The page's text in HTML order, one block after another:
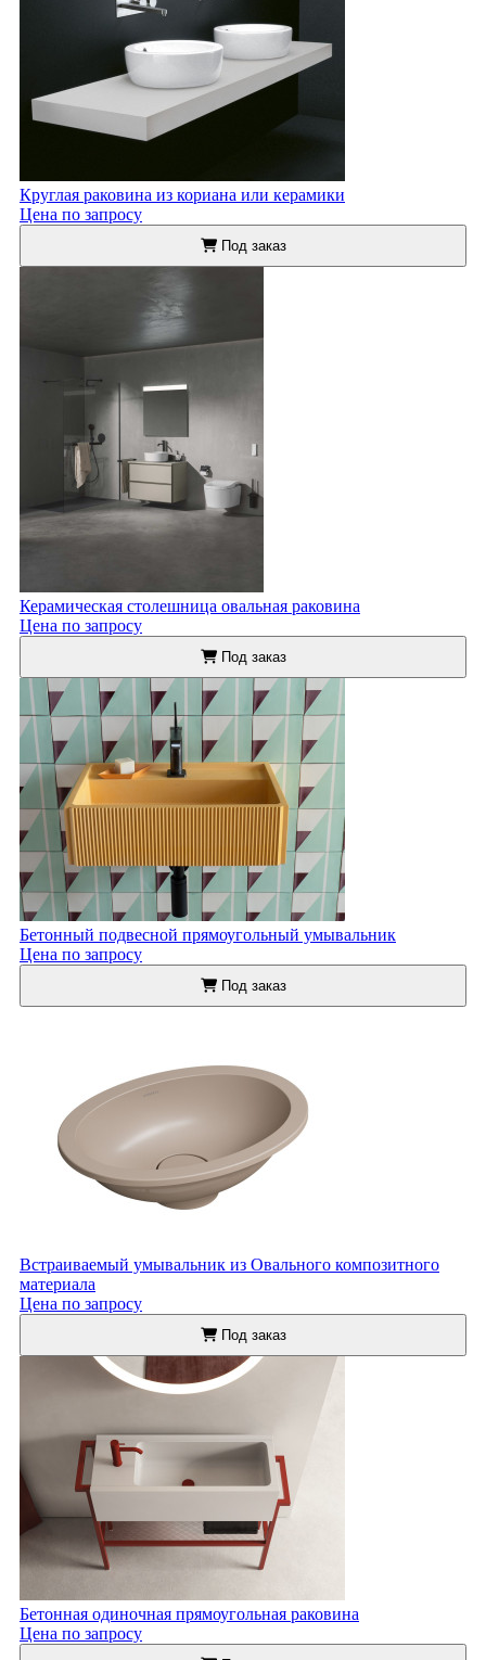
Круглая раковина из кориана или керамики
Цена по запросу
Под заказ
Керамическая столешница овальная раковина
Цена по запросу
Под заказ
Бетонный подвесной прямоугольный умывальник
Цена по запросу
Под заказ
Встраиваемый умывальник из Овального композитного
материала
Цена по запросу
Под заказ
Бетонная одиночная прямоугольная раковина
Цена по запросу